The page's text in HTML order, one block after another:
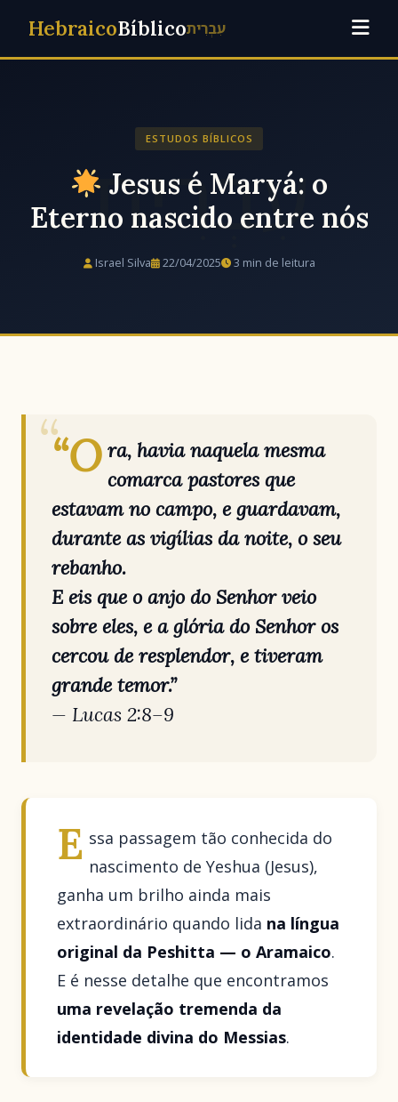
HebraicoBíblicoעִבְרִית
ESTUDOS BÍBLICOS
Jesus é Maryá: o
Eterno nascido entre nós
Israel Silva 22/04/2025 3 min de leitura
“O ra, havia naquela mesma
comarca pastores que
estavam no campo, e guardavam,
durante as vigílias da noite, o seu
rebanho.
E eis que o anjo do Senhor veio
sobre eles, e a glória do Senhor os
cercou de resplendor, e tiveram
grande temor.”
— Lucas 2:8–9
E ssa passagem tão conhecida do
nascimento de Yeshua (Jesus),
ganha um brilho ainda mais
extraordinário quando lida na língua
original da Peshitta — o Aramaico.
E é nesse detalhe que encontramos
uma revelação tremenda da
identidade divina do Messias.